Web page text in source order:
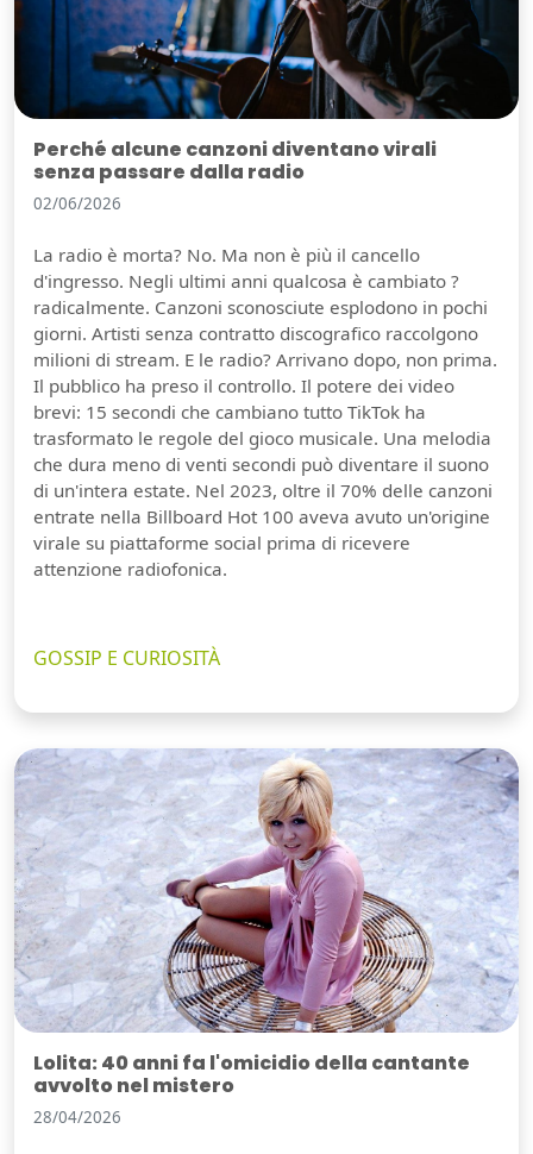
Perché alcune canzoni diventano virali
senza passare dalla radio
02/06/2026
La radio è morta? No. Ma non è più il cancello
d'ingresso. Negli ultimi anni qualcosa è cambiato ?
radicalmente. Canzoni sconosciute esplodono in pochi
giorni. Artisti senza contratto discografico raccolgono
milioni di stream. E le radio? Arrivano dopo, non prima.
Il pubblico ha preso il controllo. Il potere dei video
brevi: 15 secondi che cambiano tutto TikTok ha
trasformato le regole del gioco musicale. Una melodia
che dura meno di venti secondi può diventare il suono
di un'intera estate. Nel 2023, oltre il 70% delle canzoni
entrate nella Billboard Hot 100 aveva avuto un'origine
virale su piattaforme social prima di ricevere
attenzione radiofonica.
GOSSIP E CURIOSITÀ
Lolita: 40 anni fa l'omicidio della cantante
avvolto nel mistero
28/04/2026